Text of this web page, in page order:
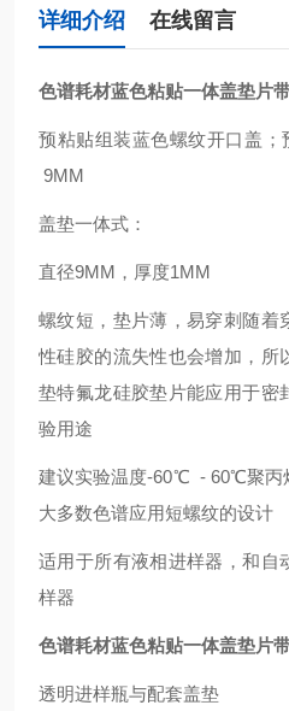
详细介绍 在线留言
色谱耗材蓝色粘贴一体盖垫片
预粘贴组装蓝色螺纹开口盖；
9MM
盖垫一体式：
直径9MM，厚度1MM
螺纹短，垫片薄，易穿刺随着
性硅胶的流失性也会增加，所
垫特氟龙硅胶垫片能应用于密
验用途
建议实验温度-60℃ - 60℃聚丙
大多数色谱应用短螺纹的设计
适用于所有液相进样器，和自
样器
色谱耗材蓝色粘贴一体盖垫片
透明进样瓶与配套盖垫